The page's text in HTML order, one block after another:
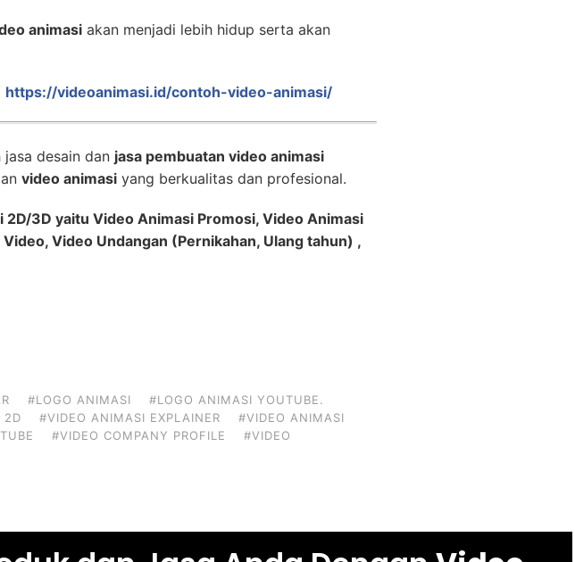
animasi akan menjadi lebih hidup serta akan
https://videoanimasi.id/contoh-video-animasi/
jasa desain dan jasa pembuatan video animasi
video animasi yang berkualitas dan profesional.
2D/3D yaitu Video Animasi Promosi, Video Animasi
Video Undangan (Pernikahan, Ulang tahun) ,
#LOGO ANIMASI
#LOGO ANIMASI YOUTUBE.
2D #VIDEO ANIMASI EXPLAINER
#VIDEO ANIMASI
#VIDEO COMPANY PROFILE
#VIDEO